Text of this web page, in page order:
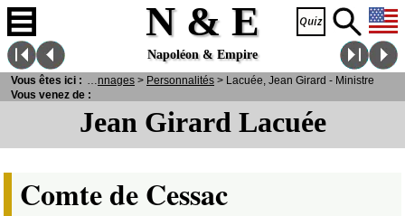
N & E
Napoléon & Empire
Jean Girard Lacuée
Comte de Cessac
Vous êtes ici :
N & E> Personnages > Personnalités > Lacuée, Jean Girard - Ministre
Vous venez de :